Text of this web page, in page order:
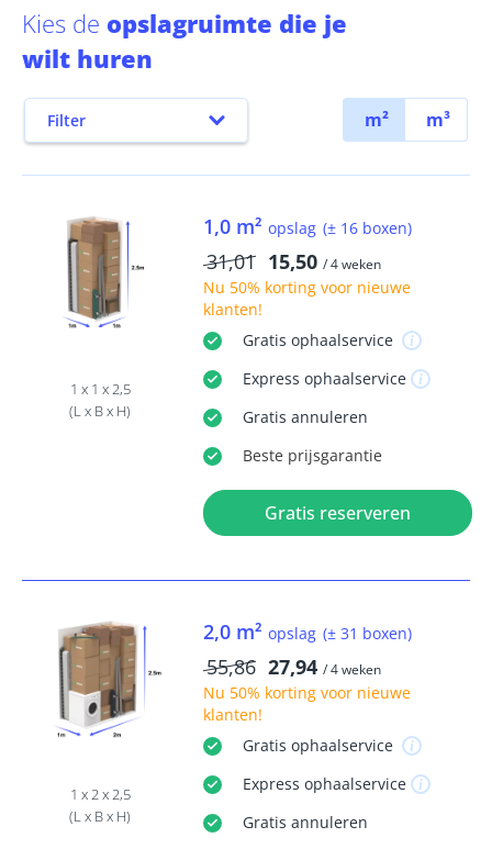
Kies de opslagruimte die je
wilt huren
Filter m² m³
1 x 1 x 2,5
(L x B x H)
1,0 m² opslag (± 16 boxen)
31,01 15,50 / 4 weken
Nu 50% kortingvoor nieuwe
klanten!
Gratis ophaalservice
Express ophaalservice
Gratis annuleren
Beste prijsgarantie
Gratis reserveren
1 x 2 x 2,5
(L x B x H)
2,0 m² opslag (± 31 boxen)
55,86 27,94 / 4 weken
Nu 50% kortingvoor nieuwe
klanten!
Gratis ophaalservice
Express ophaalservice
Gratis annuleren